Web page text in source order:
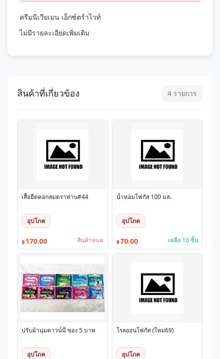
ครีมนีเวียเมน เอ็กซ์ตร้าไวท์
ไม่มีรายละเอียดเพิ่มเติม
สินค้าที่เกี่ยวข้อง 4 รายการ
เสื้อยืดคอกลมตราห่าน#44
อุปโภค
฿ 170.00 สินค้าหมด
น้ำหอมโฟกัส 100 มล.
อุปโภค
฿70.00 เหลือ 10 ชิ้น
ปรับผ้านุ่มดาวน์นี่ ซอง 5 บาท
อุปโภค
โรลออนโฟกัส (ใหม่69)
อุปโภค